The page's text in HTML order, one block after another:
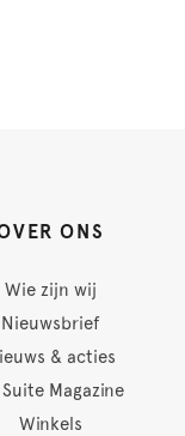
ONS
Wie zijn wij
Nieuwsbrief
& acties
Suite Magazine
Winkels